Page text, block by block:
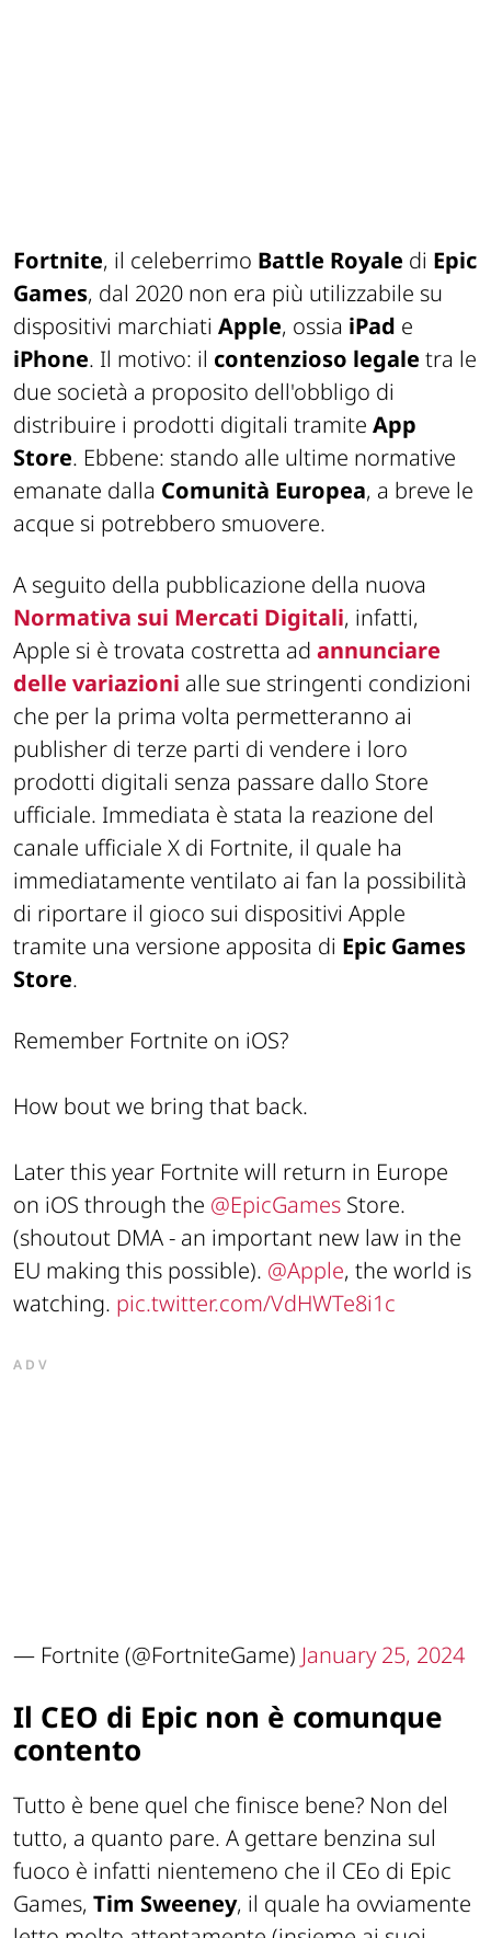
Fortnite, il celeberrimo Battle Royale di Epic
Games, dal 2020 non era più utilizzabile su
dispositivi marchiati Apple, ossia iPad e
iPhone. Il motivo: il contenzioso legale tra le
due società a proposito dell'obbligo di
distribuire i prodotti digitali tramite App
Store. Ebbene: stando alle ultime normative
emanate dalla Comunità Europea, a breve le
acque si potrebbero smuovere.
A seguito della pubblicazione della nuova
Normativa sui Mercati Digitali, infatti,
Apple si è trovata costretta ad annunciare
delle variazioni alle sue stringenti condizioni
che per la prima volta permetteranno ai
publisher di terze parti di vendere i loro
prodotti digitali senza passare dallo Store
ufficiale. Immediata è stata la reazione del
canale ufficiale X di Fortnite, il quale ha
immediatamente ventilato ai fan la possibilità
di riportare il gioco sui dispositivi Apple
tramite una versione apposita di Epic Games
Store.
Remember Fortnite on iOS?
How bout we bring that back.
Later this year Fortnite will return in Europe
on iOS through the @EpicGames Store.
(shoutout DMA - an important new law in the
EU making this possible). @Apple, the world is
watching. pic.twitter.com/VdHWTe8i1c
ADV
— Fortnite (@FortniteGame) January 25, 2024
Il CEO di Epic non è comunque
contento
Tutto è bene quel che finisce bene? Non del
tutto, a quanto pare. A gettare benzina sul
fuoco è infatti nientemeno che il CEo di Epic
Games, Tim Sweeney, il quale ha ovviamente